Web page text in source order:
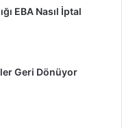
EBA Nasıl İptal
Geri Dönüyor